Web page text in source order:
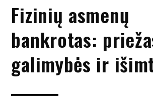
Fizinių asmenų
bankrotas:
galimybės ir